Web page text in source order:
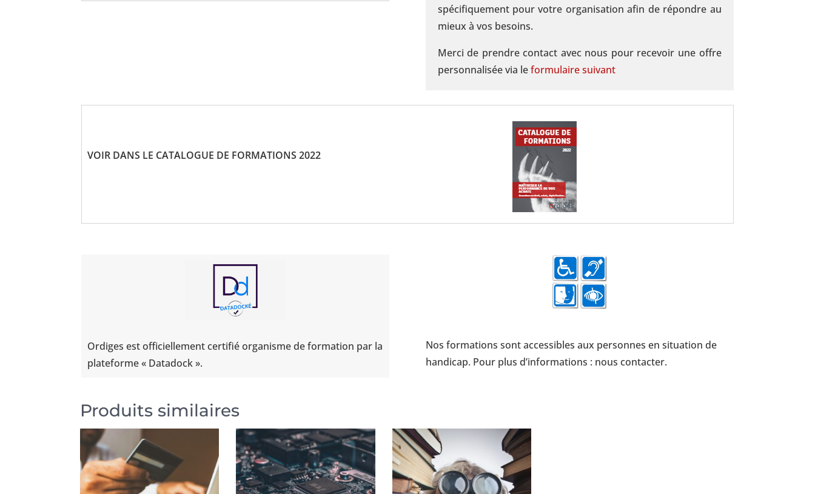
spécifiquement pour votre organisation afin de répondre au
mieux à vos besoins.
Merci de prendre contact avec nous pour recevoir une offre
personnalisée via leformulaire suivant
VOIR DANS LE CATALOGUE DE FORMATIONS 2022
Ordiges est officiellement certifié organisme de formation par la
plateforme « Datadock ».
Nos formations sont accessibles aux personnes en situation de
handicap. Pour plus d’informations : nous contacter.
Produits similaires